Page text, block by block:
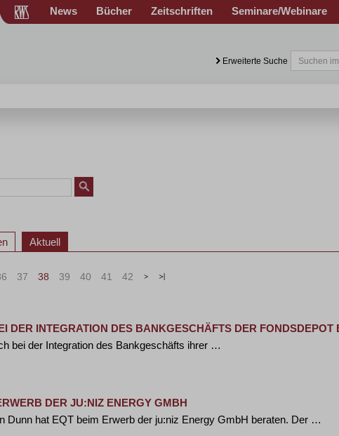
News Bücher Zeitschriften Seminare/Webinare
Erweiterte Suche
Aktuell
37 38 39 40 41 42 > »
DER INTEGRATION DES BANKGESCHÄFTS DER FONDSDEPOT
bei der Integration des Bankgeschäfts ihrer …
DER JU:NIZ ENERGY GMBH
Dunn hat EQT beim Erwerb der ju:niz Energy GmbH beraten. Der …